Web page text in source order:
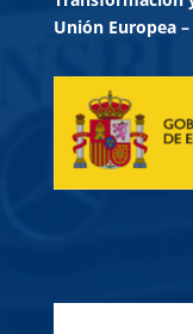
Unión Europea